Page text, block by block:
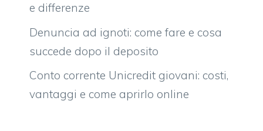
e differenze
Denuncia ad ignoti: come fare e cosa
succede dopo il deposito
Conto corrente Unicredit giovani: costi,
vantaggi e come aprirlo online